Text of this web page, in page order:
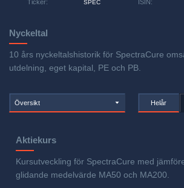
Ticker: SPEC ISIN:
Nyckeltal
10 års nyckeltalshistorik för SpectraCure
utdelning, eget kapital, PE och PB.
Översikt Helår
Aktiekurs
Kursutveckling för SpectraCure med
glidande medelvärde MA50 och MA200.